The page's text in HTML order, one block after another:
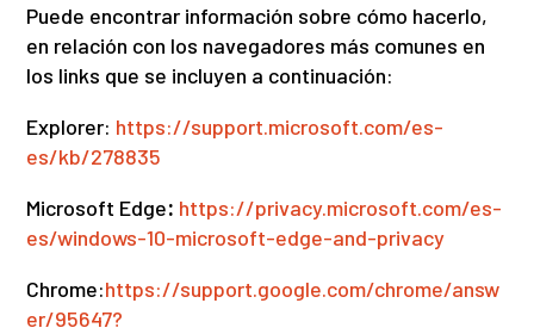
Puede encontrar información sobre cómo hacerlo,
en relación con los navegadores más comunes en
los links que se incluyen a continuación:
Explorer: https://support.microsoft.com/es-
es/kb/278835
Microsoft Edge: https://privacy.microsoft.com/es-
es/windows-10-microsoft-edge-and-privacy
Chrome:https://support.google.com/chrome/answ
er/95647?